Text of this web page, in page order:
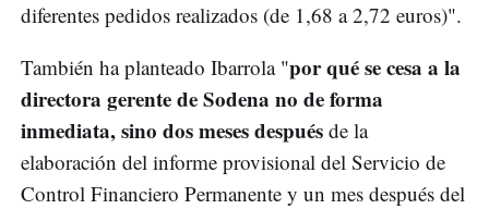
diferentes pedidos realizados (de 1,68 a 2,72 euros)".
También ha planteado Ibarrola "por qué se cesa a la
directora gerente de Sodena no de forma
inmediata, sino dos meses después de la
elaboración del informe provisional del Servicio de
Control Financiero Permanente y un mes después del